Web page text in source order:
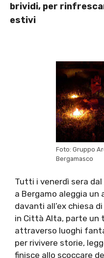
brividi, per
estivi
Foto: Gruppo
Bergamasco
Tutti i venerdì sera
a Bergamo aleggia un
davanti all’ex chiesa
in Città Alta, parte un
attraverso luoghi
per rivivere storie,
finisce allo scoccare